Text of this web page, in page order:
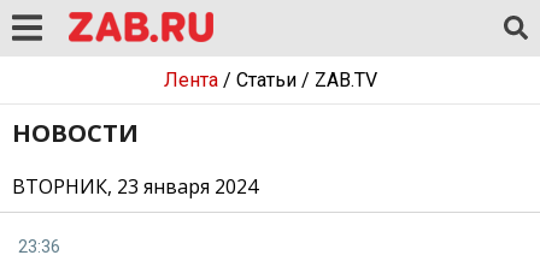
Лента/ Статьи/ ZAB.TV
НОВОСТИ
ВТОРНИК, 23 января 2024
23:36